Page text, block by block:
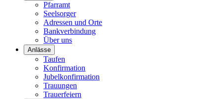
Pfarramt
Seelsorger
Adressen und Orte
Bankverbindung
Über uns
Anlässe
Taufen
Konfirmation
Jubelkonfirmation
Trauungen
Trauerfeiern